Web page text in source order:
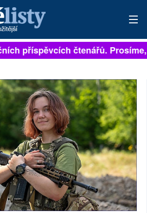
DNÍ
příspěvcích čtenářů. Prosíme,